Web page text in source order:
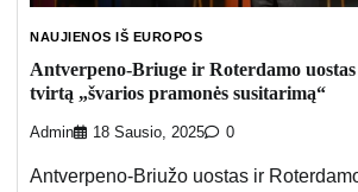
NAUJIENOS IŠ EUROPOS
Antverpeno-Briuge ir Roterdamo
tvirtą „švarios pramonės susitarimą“
Admin 18 Sausio, 2025 0
Antverpeno-Briužo uostas ir